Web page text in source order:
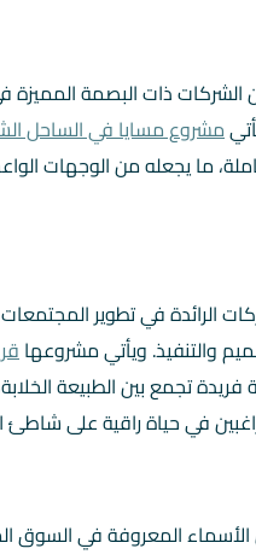
الشركات ذات البصمة
مشروع مسايا في الساحل
ما يجعله من الوجهات
الرائدة في تطوير
والتنفيذ. ويأتي مشروعها
فريدة تجمع بين الطبيعة
في حياة راقية على شاطئ
الأسماء المعروفة في